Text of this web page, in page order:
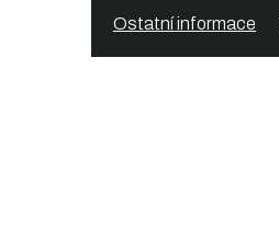
Ostatní informace